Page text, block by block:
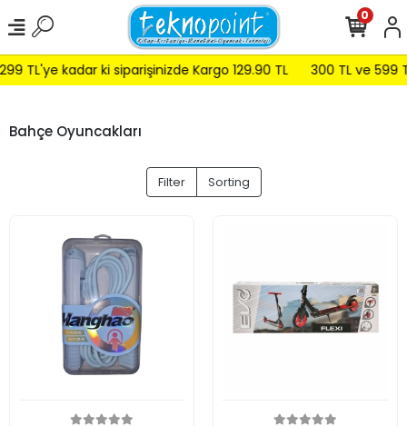
TL'ye kadar ki siparişinizde Kargo 129.90 TL 300 TL ve 599 TL
0
Bahçe Oyuncakları
Filter Sorting